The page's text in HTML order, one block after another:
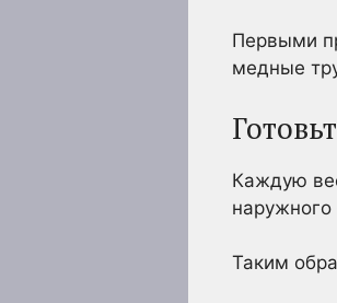
Первыми
медные
Каждую
Таким